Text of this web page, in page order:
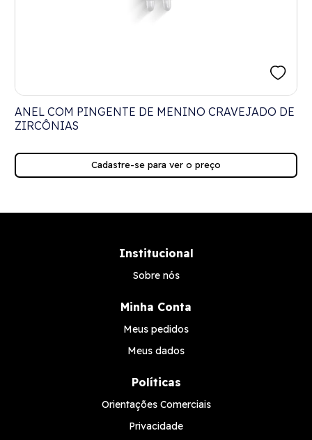
ANEL COM PINGENTE DE MENINO CRAVEJADO DE
ZIRCÔNIAS
Cadastre-se para ver o preço
Institucional
Sobre nós
Minha Conta
Meus pedidos
Meus dados
Políticas
Orientações Comerciais
Privacidade